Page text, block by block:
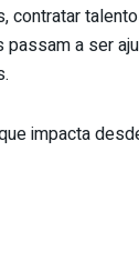
a ser
impacta